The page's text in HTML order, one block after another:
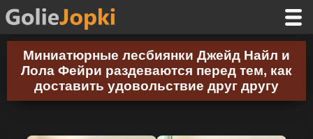
Миниатюрные лесбиянки Джейд Найл и
Лола Фейри раздеваются перед тем, как
доставить удовольствие друг другу